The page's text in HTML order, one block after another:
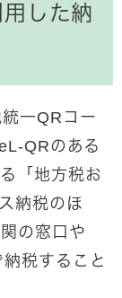
した納
一QRコー
QRのある
「地方税お
納税のほ
の窓口や
税すること